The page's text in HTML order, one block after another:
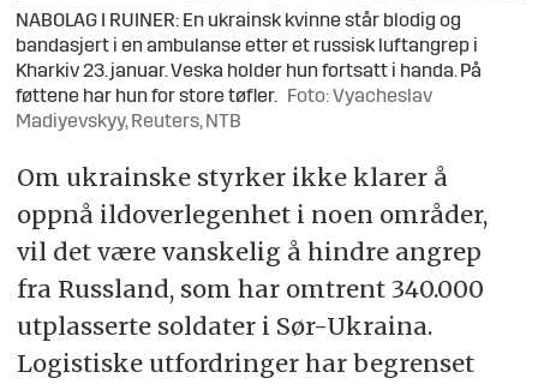
NABOLAG I RUINER: En ukrainsk kvinne står blodig og
bandasjert i en ambulanse etter et russisk luftangrep i
Kharkiv 23. januar. Veska holder hun fortsatt i handa. På
føttene har hun for store tøfler.
Foto: Vyacheslav
Madiyevskyy, Reuters, NTB
Om ukrainske styrker ikke klarer å
oppnå ildoverlegenhet i noen områder,
vil det være vanskelig å hindre angrep
fra Russland, som har omtrent 340.000
utplasserte soldater i Sør-Ukraina.
Logistiske utfordringer har begrenset